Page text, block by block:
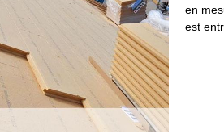
en
est